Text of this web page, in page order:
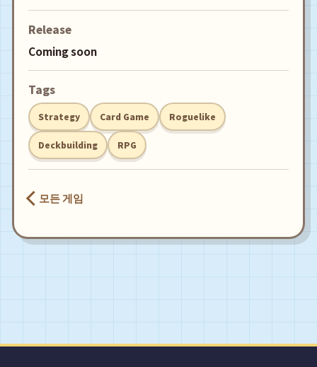
Release
Coming soon
Tags
Strategy Card Game Roguelike
Deckbuilding RPG
모든 게임